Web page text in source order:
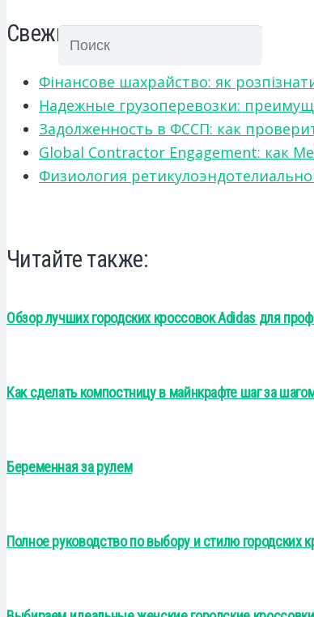
Свежие записи
Фінансове шахрайство: як
Надежные грузоперевозки:
Задолженность в ФССП: как
Global Contractor Engagement: как
Физиология
Читайте также:
Обзор лучших городских кроссовок Adidas для
Как сделать компостницу в майнкрафте шаг за
Беременная за рулем
Полное руководство по выбору и стилю городских